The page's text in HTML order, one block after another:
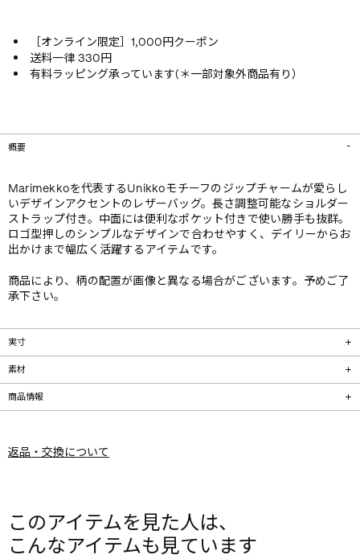
［オンライン限定］1,000円クーポン
送料一律 330円
有料ラッピング承っています(＊一部対象外商品有り）
概要
Marimekkoを代表するUnikkoモチーフのジップチャームが愛らし
いデザインアクセントのレザーバッグ。長さ調整可能なショルダー
ストラップ付き。中面には便利なポケット付きで使い勝手も抜群。
ロゴ型押しのシンプルなデザインで合わせやすく、デイリーからお
出かけまで幅広く活躍するアイテムです。
商品により、柄の配置が画像と異なる場合がございます。予めご了
承下さい。
実寸
素材
商品情報
返品・交換について
このアイテムを見た人は、
こんなアイテムも見ています